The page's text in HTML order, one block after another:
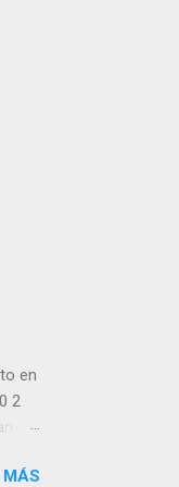
en
2
MÁS